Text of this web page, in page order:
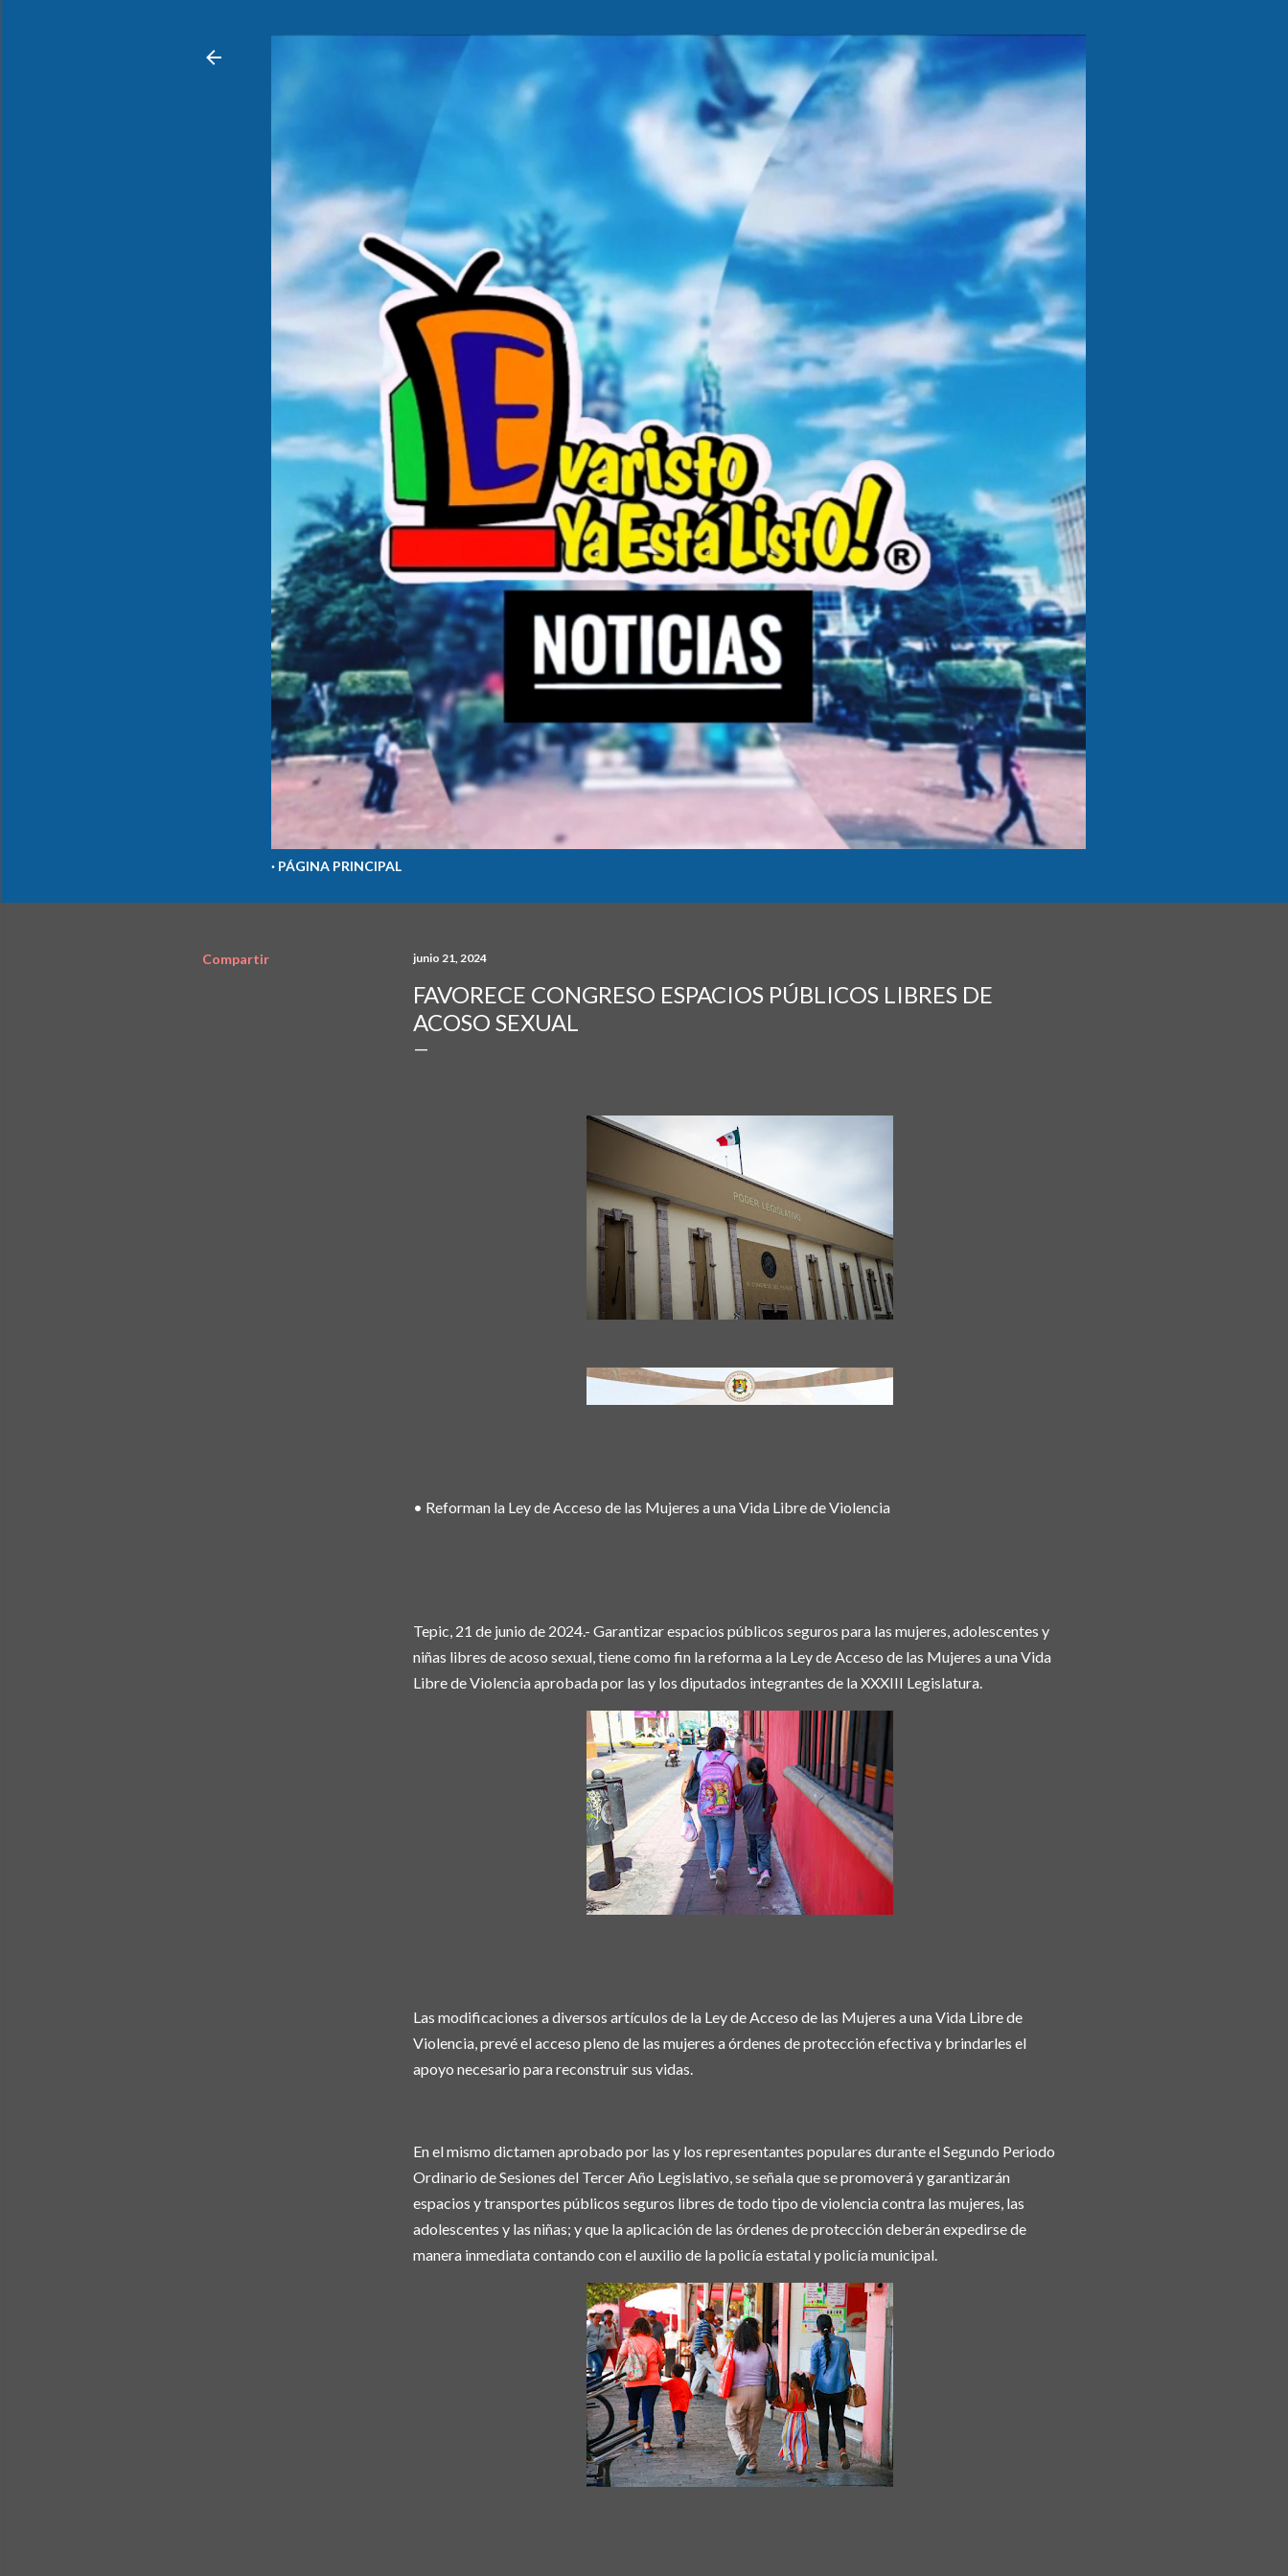
PÁGINA PRINCIPAL
Compartir junio 21, 2024
FAVORECE CONGRESO ESPACIOS PÚBLICOS LIBRES DE
ACOSO SEXUAL
• Reforman la Ley de Acceso de las Mujeres a una Vida Libre de Violencia
Tepic, 21 de junio de 2024.- Garantizar espacios públicos seguros para las mujeres, adolescentes y
niñas libres de acoso sexual, tiene como fin la reforma a la Ley de Acceso de las Mujeres a una Vida
Libre de Violencia aprobada por las y los diputados integrantes de la XXXIII Legislatura.
Las modificaciones a diversos artículos de la Ley de Acceso de las Mujeres a una Vida Libre de
Violencia, prevé el acceso pleno de las mujeres a órdenes de protección efectiva y brindarles el
apoyo necesario para reconstruir sus vidas.
En el mismo dictamen aprobado por las y los representantes populares durante el Segundo Periodo
Ordinario de Sesiones del Tercer Año Legislativo, se señala que se promoverá y garantizarán
espacios y transportes públicos seguros libres de todo tipo de violencia contra las mujeres, las
adolescentes y las niñas; y que la aplicación de las órdenes de protección deberán expedirse de
manera inmediata contando con el auxilio de la policía estatal y policía municipal.